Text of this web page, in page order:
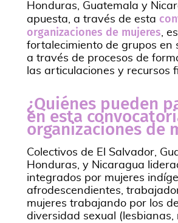
Honduras, Guatemala y
apuesta, a través de esta
organizaciones de mujeres,
fortalecimiento de grupos en
a través de procesos de
las articulaciones y recursos
¿Quiénes pueden
en esta
organizaciones de
Colectivos de El Salvador,
Honduras, y Nicaragua
integrados por mujeres
afrodescendientes,
mujeres trabajando por los
diversidad sexual (lesbianas,